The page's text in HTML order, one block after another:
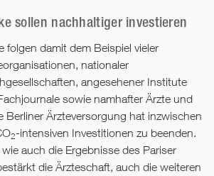
sollen nachhaltiger investieren
folgen damit dem Beispiel vieler
nationaler
angesehener Institute
sowie namhafter Ärzte und
Berliner Ärzteversorgung hat inzwischen
2-intensiven Investitionen zu beenden.
auch die Ergebnisse des Pariser
die Ärzteschaft, auch die weiteren